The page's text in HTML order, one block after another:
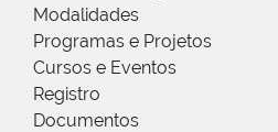
Modalidades
Programas e Projetos
Cursos e Eventos
Registro
Documentos